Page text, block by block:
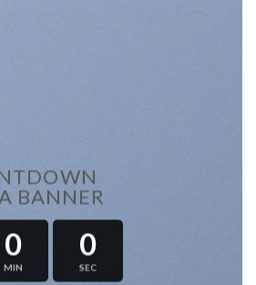
BANNER
0
MIN
0
SEC